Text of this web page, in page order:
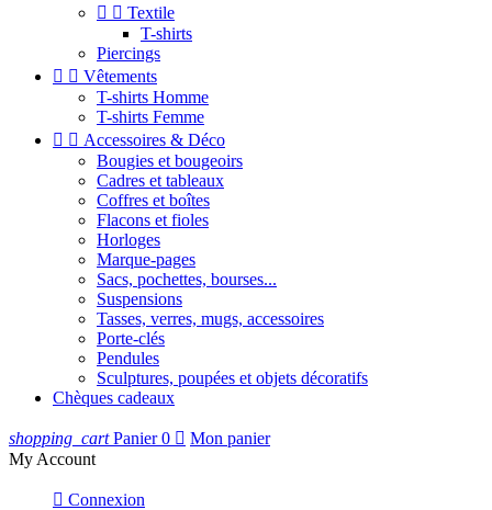
  Textile
T-shirts
Piercings
  Vêtements
T-shirts Homme
T-shirts Femme
  Accessoires & Déco
Bougies et bougeoirs
Cadres et tableaux
Coffres et boîtes
Flacons et fioles
Horloges
Marque-pages
Sacs, pochettes, bourses...
Suspensions
Tasses, verres, mugs, accessoires
Porte-clés
Pendules
Sculptures, poupées et objets décoratifs
Chèques cadeaux
shopping_cart Panier 0  Mon panier
My Account
 Connexion